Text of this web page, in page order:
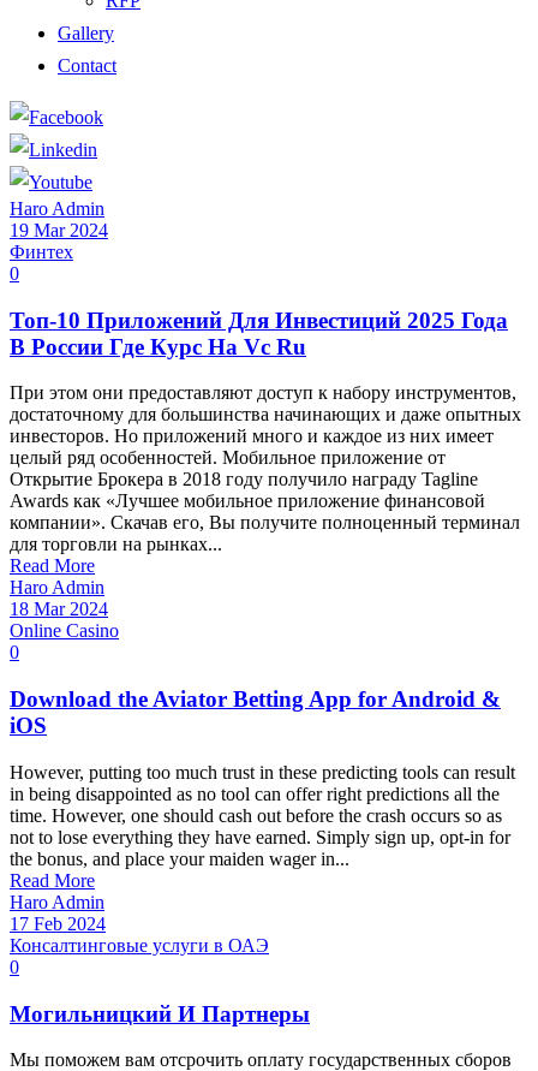
Gallery
Contact
Haro Admin
19 Mar 2024
Финтех
0
Топ-10 Приложений Для Инвестиций 2025 Года
В России Где Курс На Vc Ru
При этом они предоставляют доступ к набору инструментов,
достаточному для большинства начинающих и даже опытных
инвесторов. Но приложений много и каждое из них имеет
целый ряд особенностей. Мобильное приложение от
Открытие Брокера в 2018 году получило награду Tagline
Awards как «Лучшее мобильное приложение финансовой
компании». Скачав его, Вы получите полноценный терминал
для торговли на рынках...
Read More
Haro Admin
18 Mar 2024
Online Casino
0
Download the Aviator Betting App for Android &
iOS
However, putting too much trust in these predicting tools can result
in being disappointed as no tool can offer right predictions all the
time. However, one should cash out before the crash occurs so as
not to lose everything they have earned. Simply sign up, opt-in for
the bonus, and place your maiden wager in...
Read More
Haro Admin
17 Feb 2024
Консалтинговые услуги в ОАЭ
0
Moгильницкий И Партнеры
Мы поможем вам отсрочить оплату государственных сборов